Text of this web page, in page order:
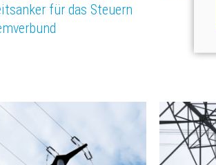
für das Steuern